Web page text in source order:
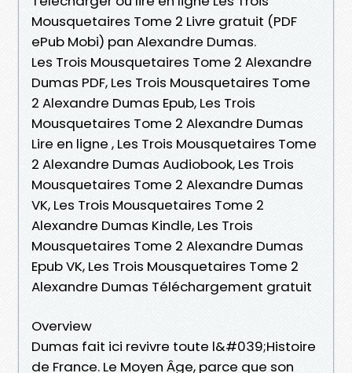
Mousquetaires Tome 2 Livre gratuit (PDF
ePub Mobi) pan Alexandre Dumas.
Les Trois Mousquetaires Tome 2 Alexandre
Dumas PDF, Les Trois Mousquetaires Tome
2 Alexandre Dumas Epub, Les Trois
Mousquetaires Tome 2 Alexandre Dumas
Lire en ligne , Les Trois Mousquetaires Tome
2 Alexandre Dumas Audiobook, Les Trois
Mousquetaires Tome 2 Alexandre Dumas
VK, Les Trois Mousquetaires Tome 2
Alexandre Dumas Kindle, Les Trois
Mousquetaires Tome 2 Alexandre Dumas
Epub VK, Les Trois Mousquetaires Tome 2
Alexandre Dumas Téléchargement gratuit
Overview
Dumas fait ici revivre toute l&#039;Histoire
de France. Le Moyen Âge, parce que son